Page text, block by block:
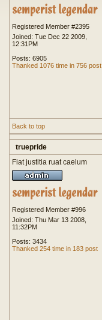
Registered Member #2395
Joined: Tue Dec 22 2009,
12:31PM
Posts: 6905
Thanked 1076 time in 756 post
Back to top
truepride
Fiat justitia ruat caelum
Registered Member #996
Joined: Thu Mar 13 2008,
11:32PM
Posts: 3434
Thanked 254 time in 183 post